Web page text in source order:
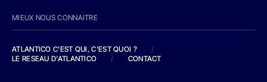
MIEUX NOUS CONNAITRE
ATLANTICO C'EST QUI, C'EST QUOI ?
/
LE RESEAU D'ATLANTICO
/ CONTACT